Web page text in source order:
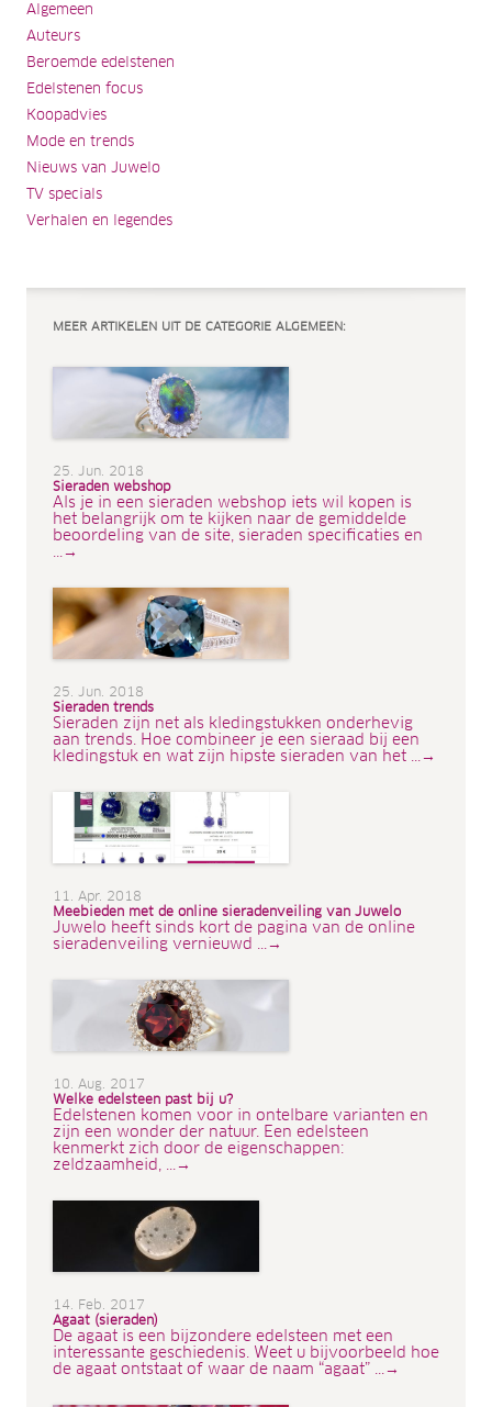
Algemeen
Auteurs
Beroemde edelstenen
Edelstenen focus
Koopadvies
Mode en trends
Nieuws van Juwelo
TV specials
Verhalen en legendes
MEER ARTIKELEN UIT DE CATEGORIE ALGEMEEN:
25. Jun. 2018
Sieraden webshop
Als je in een sieraden webshop iets wil kopen is
het belangrijk om te kijken naar de gemiddelde
beoordeling van de site, sieraden specificaties en
...→
25. Jun. 2018
Sieraden trends
Sieraden zijn net als kledingstukken onderhevig
aan trends. Hoe combineer je een sieraad bij een
kledingstuk en wat zijn hipste sieraden van het ...→
11. Apr. 2018
Meebieden met de online sieradenveiling van Juwelo
Juwelo heeft sinds kort de pagina van de online
sieradenveiling vernieuwd ...→
10. Aug. 2017
Welke edelsteen past bij u?
Edelstenen komen voor in ontelbare varianten en
zijn een wonder der natuur. Een edelsteen
kenmerkt zich door de eigenschappen:
zeldzaamheid, ...→
14. Feb. 2017
Agaat (sieraden)
De agaat is een bijzondere edelsteen met een
interessante geschiedenis. Weet u bijvoorbeeld hoe
de agaat ontstaat of waar de naam “agaat” ...→